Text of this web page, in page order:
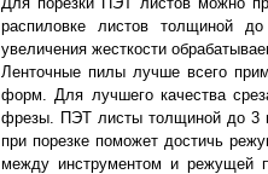
распиловке листов толщиной
увеличения жесткости
Ленточные пилы лучше всего
форм. Для лучшего качества
фрезы. ПЭТ листы толщиной до 3
при порезке поможет достичь
между инструментом и режущей